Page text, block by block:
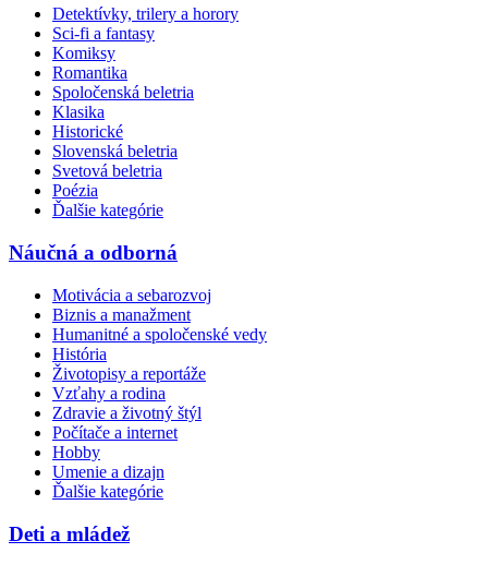
Detektívky, trilery a horory
Sci-fi a fantasy
Komiksy
Romantika
Spoločenská beletria
Klasika
Historické
Slovenská beletria
Svetová beletria
Poézia
Ďalšie kategórie
Náučná a odborná
Motivácia a sebarozvoj
Biznis a manažment
Humanitné a spoločenské vedy
História
Životopisy a reportáže
Vzťahy a rodina
Zdravie a životný štýl
Počítače a internet
Hobby
Umenie a dizajn
Ďalšie kategórie
Deti a mládež